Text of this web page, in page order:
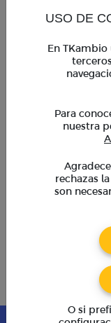
USO DE
En
Para
nuestra
rechazas
son
O si
*En horario